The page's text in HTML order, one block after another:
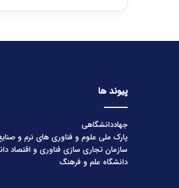
پیوند ها
جهاددانشگاهی
پارک ملی علوم و فناوری های نرم و
سازمان تجاری سازی فناوری و اقتصاد
دانشگاه علم و فرهنگ